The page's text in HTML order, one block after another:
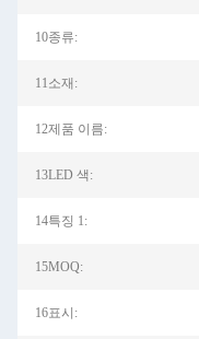
10종류:
11소재:
12제품 이름:
13LED 색:
14특징 1:
15MOQ:
16표시: